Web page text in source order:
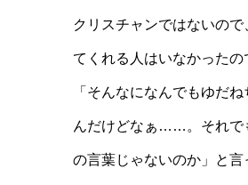
クリスチャンではないの
てくれる人はいなかった
「そんなになんでもゆだ
んだけどなぁ……。それで
の言葉じゃないのか」と